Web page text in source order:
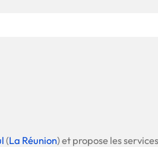
(La Réunion) et propose les